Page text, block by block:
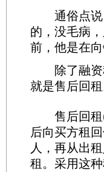
通俗点说
的，没毛病
前，他是在向
除了融资租
就是售后回
售后回租
后向买方租
人，再从出
租。采用这